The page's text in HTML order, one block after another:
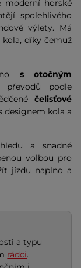
horské
spolehlivého
výlety. Má
kola, díky čemuž
s otočným
převodů podle
čelisťové
designem kola a
a snadné
volbou pro
jízdu naplno a
a typu
rádci.